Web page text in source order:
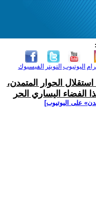
الفيسبوك التويتر اليوتيوب
الحوار المتمدن،
الفضاء اليساري الحر
على اليوتيوب]